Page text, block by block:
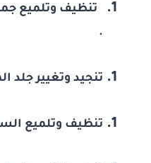
تنظيف وتلميع
.
تنجيد وتغيير جلد
تنظيف وتلميع